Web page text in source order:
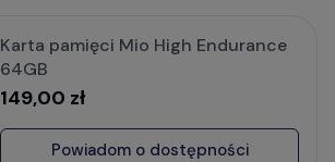
Karta pamięci Mio High Endurance
64GB
149,00 zł
Powiadom o dostępności